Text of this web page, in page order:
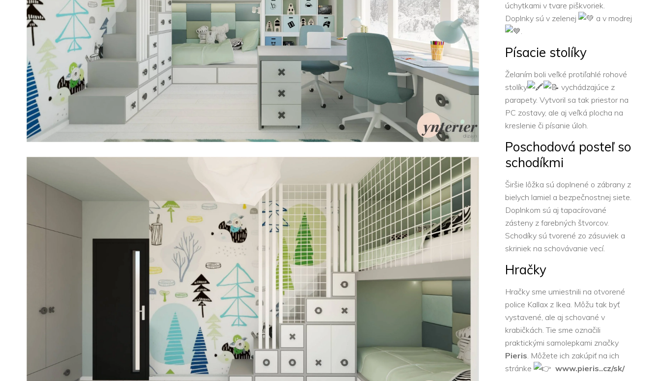
úchytkami v tvare piškvoriek.
Doplnky sú v zelenej
a v modrej
.
Písacie stolíky
Želaním boli veľké protiľahlé rohové
stolíky
vychádzajúce z
parapety. Vytvoril sa tak priestor na
PC zostavy, ale aj veľká plocha na
kreslenie či písanie úloh.
Poschodová posteľ so
schodíkmi
Širšie lôžka sú doplnené o zábrany z
bielych lamiel a bezpečnostnej siete.
Doplnkom sú aj tapacírované
zásteny z farebných štvorcov.
Schodíky sú tvorené zo zásuviek a
skriniek na schovávanie vecí.
Hračky
Hračky sme umiestnili na otvorené
police Kallax z Ikea. Môžu tak byť
vystavené, ale aj schované v
krabičkách. Tie sme označili
praktickými samolepkami značky
Pieris. Môžete ich zakúpiť na ich
stránke
www.pieris..cz/sk/